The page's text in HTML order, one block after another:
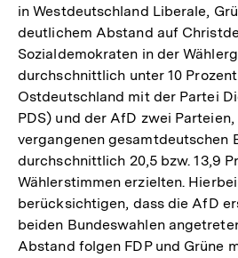
in Westdeutschland Liberale,
deutlichem Abstand auf
Sozialdemokraten in der
durchschnittlich unter 10
Ostdeutschland mit der Partei
PDS) und der AfD zwei
vergangenen gesamtdeutschen
durchschnittlich 20,5 bzw. 13,9
Wählerstimmen erzielten.
berücksichtigen, dass die AfD
beiden Bundeswahlen
Abstand folgen FDP und Grüne